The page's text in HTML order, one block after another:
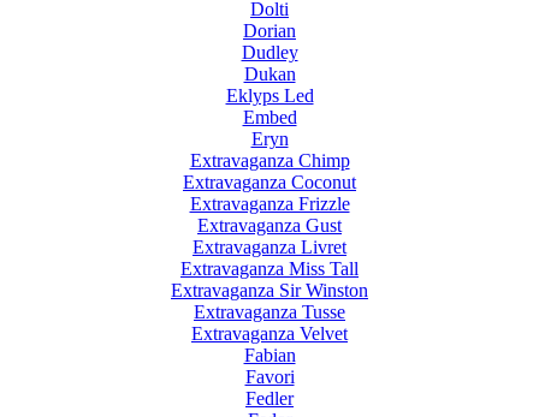
Dolti
Dorian
Dudley
Dukan
Eklyps Led
Embed
Eryn
Extravaganza Chimp
Extravaganza Coconut
Extravaganza Frizzle
Extravaganza Gust
Extravaganza Livret
Extravaganza Miss Tall
Extravaganza Sir Winston
Extravaganza Tusse
Extravaganza Velvet
Fabian
Favori
Fedler